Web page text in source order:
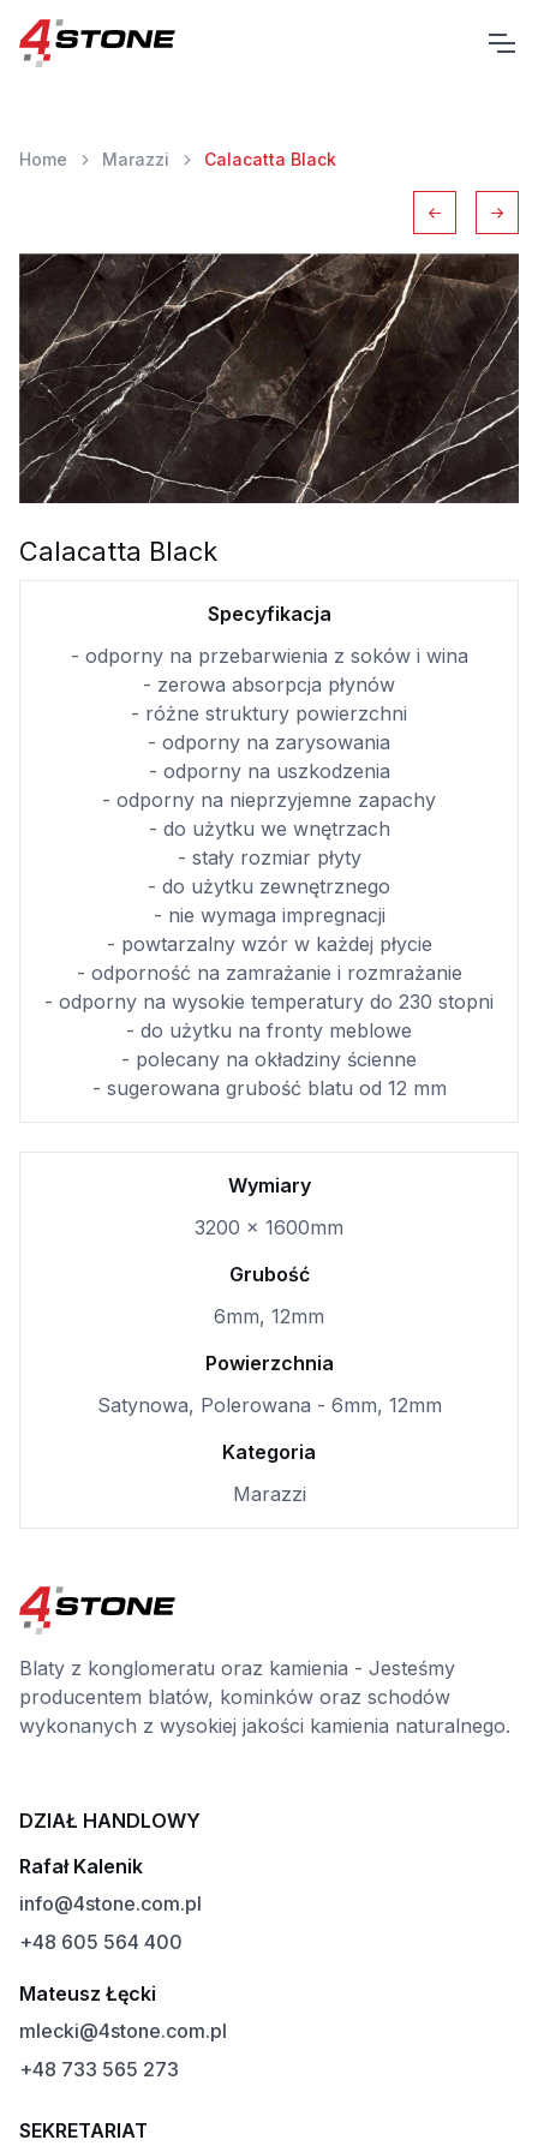
Home Marazzi Calacatta Black
Calacatta Black
Specyfikacja
- odporny na przebarwienia z soków i wina
- zerowa absorpcja płynów
- różne struktury powierzchni
- odporny na zarysowania
- odporny na uszkodzenia
- odporny na nieprzyjemne zapachy
- do użytku we wnętrzach
- stały rozmiar płyty
- do użytku zewnętrznego
- nie wymaga impregnacji
- powtarzalny wzór w każdej płycie
- odporność na zamrażanie i rozmrażanie
- odporny na wysokie temperatury do 230 stopni
- do użytku na fronty meblowe
- polecany na okładziny ścienne
- sugerowana grubość blatu od 12 mm
Wymiary
3200 x 1600mm
Grubość
6mm, 12mm
Powierzchnia
Satynowa, Polerowana - 6mm, 12mm
Kategoria
Marazzi
Blaty z konglomeratu oraz kamienia - Jesteśmy
producentem blatów, kominków oraz schodów
wykonanych z wysokiej jakości kamienia naturalnego.
DZIAŁ HANDLOWY
Rafał Kalenik
info@4stone.com.pl
+48 605 564 400
Mateusz Łęcki
mlecki@4stone.com.pl
+48 733 565 273
SEKRETARIAT